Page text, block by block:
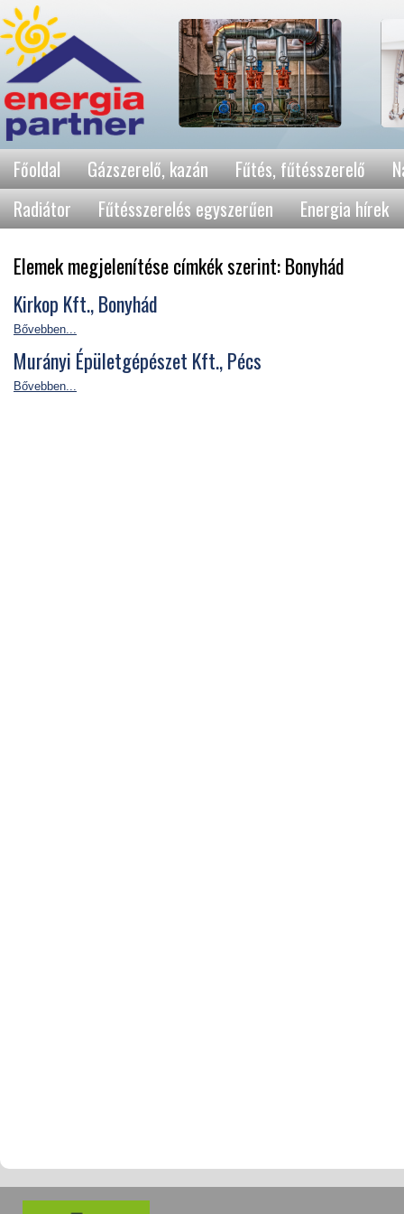
Főoldal Gázszerelő, kazán Fűtés, fűtésszerelő
Radiátor
Fűtésszerelés egyszerűen Energia hírek
Elemek megjelenítése címkék szerint: Bonyhád
Kirkop Kft., Bonyhád
Bővebben...
Murányi Épületgépészet Kft., Pécs
Bővebben...